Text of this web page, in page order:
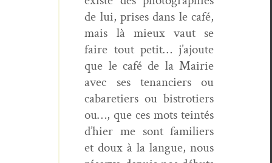
de lui, pris­es dans le café,
mais là mieux vaut se
faire tout petit… j’ajoute
que le café de la Mairie
avec ses ten­anciers ou
cabaretiers ou bistrotiers
ou…, que ces mots tein­tés
d’hier me sont fam­i­liers
et doux à la langue, nous